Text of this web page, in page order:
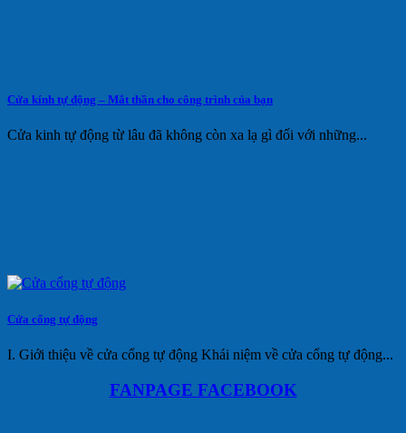
Cửa kính tự động – Mắt thần cho công trình của bạn
Cửa kinh tự động từ lâu đã không còn xa lạ gì đối với những...
Cửa cổng tự động
I. Giới thiệu về cửa cổng tự động Khái niệm về cửa cổng tự động...
FANPAGE FACEBOOK